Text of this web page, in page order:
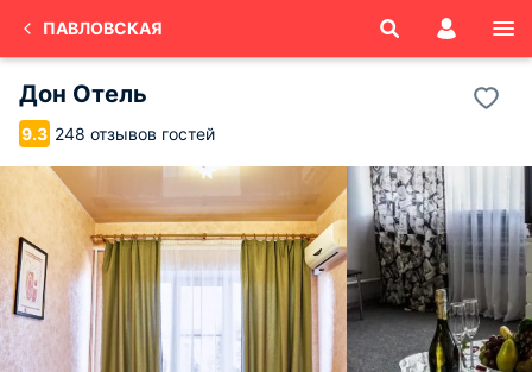
ПАВЛОВСКАЯ
Дон Отель
9.3 248 отзывов гостей